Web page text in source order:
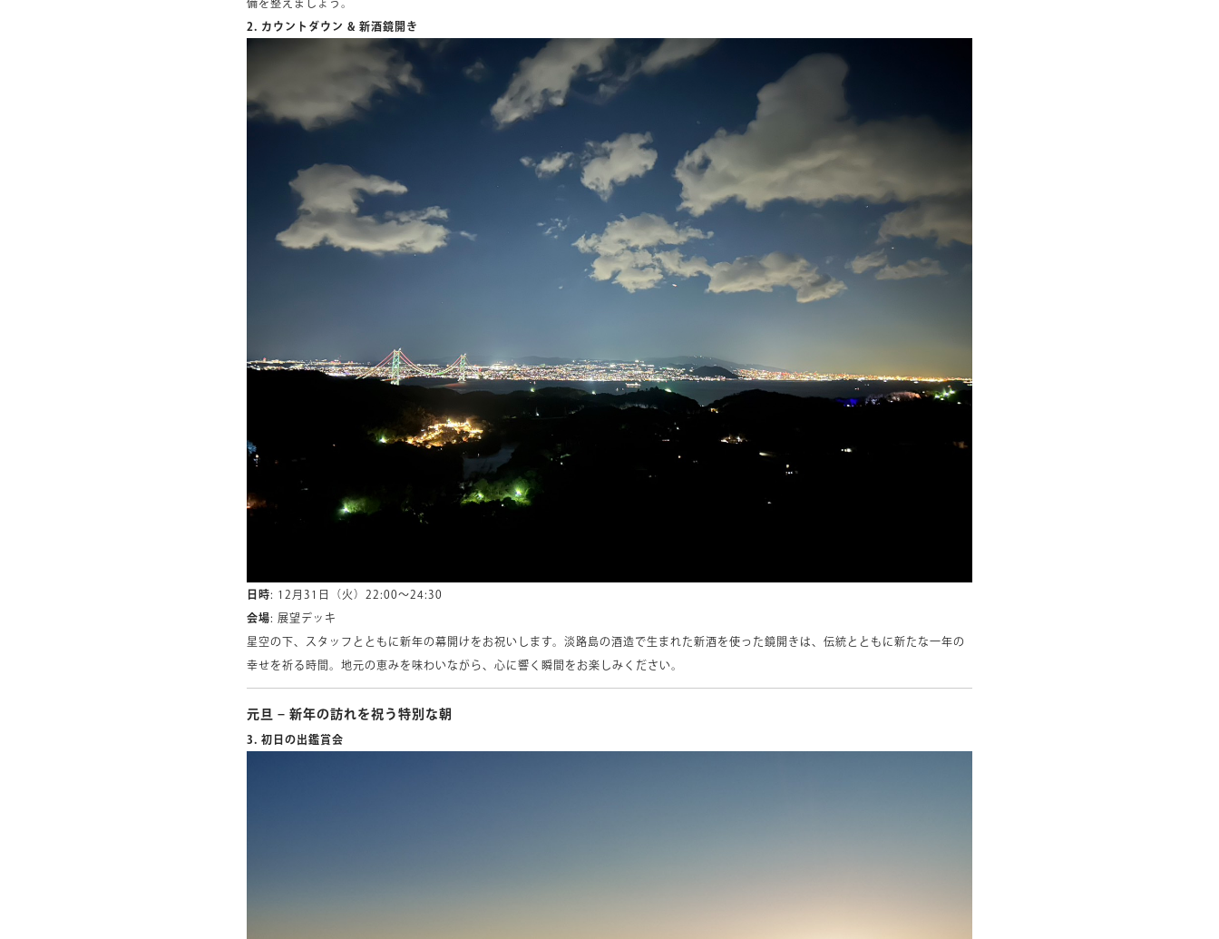
備を整えましょう。
2. カウントダウン & 新酒鏡開き
日時: 12月31日（火）22:00～24:30
会場: 展望デッキ
星空の下、スタッフとともに新年の幕開けをお祝いします。淡路島の酒造で生まれた新酒を使った鏡開きは、伝統とともに新たな一年の
幸せを祈る時間。地元の恵みを味わいながら、心に響く瞬間をお楽しみください。
元旦 – 新年の訪れを祝う特別な朝
3. 初日の出鑑賞会